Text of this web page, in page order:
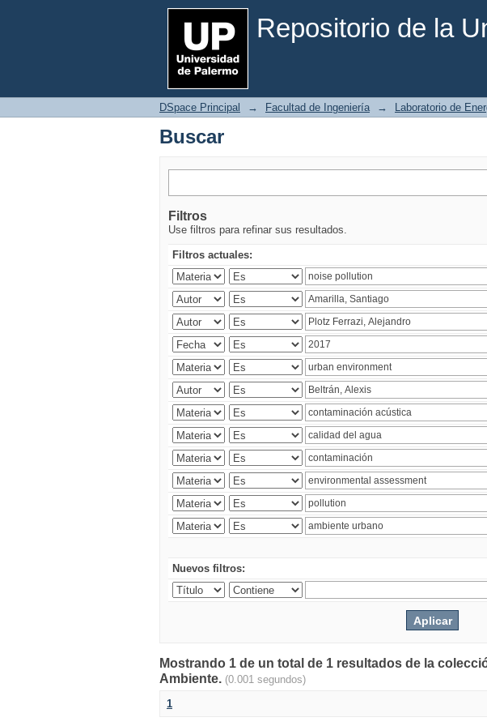
Repositorio de la
Buscar
DSpace Principal → Facultad de Ingeniería → Laboratorio de
Buscar
Filtros
Use filtros para refinar sus resultados.
Filtros actuales:
Nuevos filtros:
Mostrando 1 de un total de 1 resultados de la
Ambiente. (0.001 segundos)
1